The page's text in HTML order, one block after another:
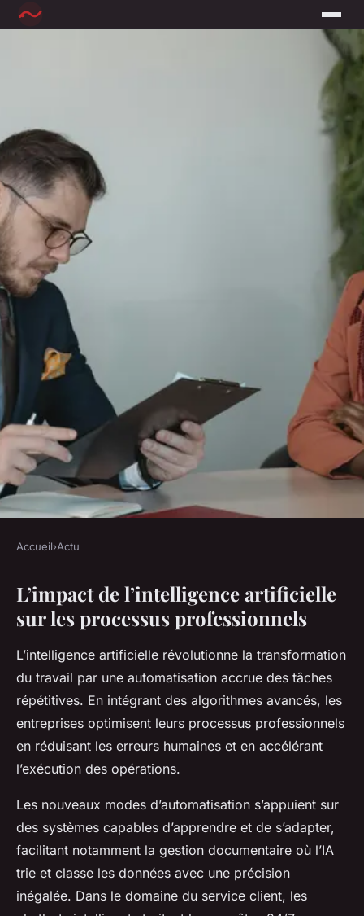
Comment l'intelligence
artificielle modifie-t-elle
notre manière de travailler ?
Emma 20 juillet 2025 4 min de lecture
Accueil›Actu
L’impact de l’intelligence artificielle
sur les processus professionnels
L’intelligence artificielle révolutionne la transformation
du travail par une automatisation accrue des tâches
répétitives. En intégrant des algorithmes avancés, les
entreprises optimisent leurs processus professionnels
en réduisant les erreurs humaines et en accélérant
l’exécution des opérations.
Les nouveaux modes d’automatisation s’appuient sur
des systèmes capables d’apprendre et de s’adapter,
facilitant notamment la gestion documentaire où l’IA
trie et classe les données avec une précision
inégalée. Dans le domaine du service client, les